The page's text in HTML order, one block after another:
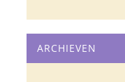
ARCHIEVEN